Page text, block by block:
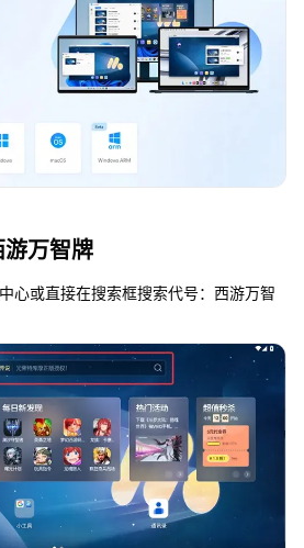
万智牌
心或直接在搜索框搜索代号：西游万智